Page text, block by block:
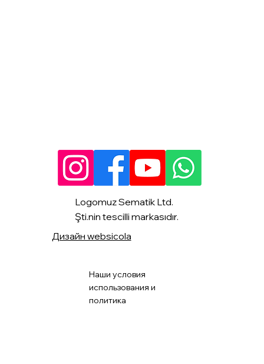
Дизайн websicola
Logomuz Sematik Ltd.
Şti.nin tescilli markasıdır.
Наши условия
использования и
политика